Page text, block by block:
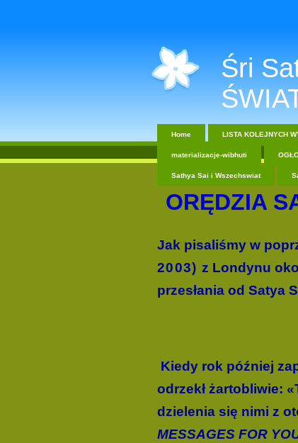
Śri
Home LISTA KOLEJNYCH
materializacje-wibhuti
Sathya Sai i Wszechswiat
ORĘDZIA
Jak pisaliśmy w
2003) z Londynu
przesłania od Satya
Kiedy rok później
odrzekł żartobliwie:
dzielenia się nimi z
MESSAGES FOR